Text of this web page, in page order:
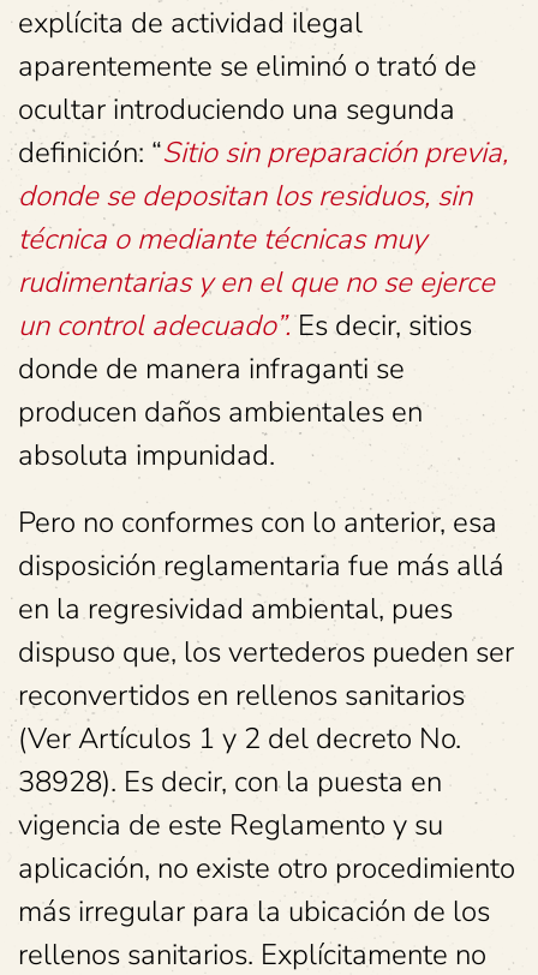
explícita de actividad ilegal
aparentemente se eliminó o trató de
ocultar introduciendo una segunda
definición: “Sitio sin preparación previa,
donde se depositan los residuos, sin
técnica o mediante técnicas muy
rudimentarias y en el que no se ejerce
un control adecuado”.Es decir, sitios
donde de manera infraganti se
producen daños ambientales en
absoluta impunidad.
Pero no conformes con lo anterior, esa
disposición reglamentaria fue más allá
en la regresividad ambiental, pues
dispuso que, los vertederos pueden ser
reconvertidos en rellenos sanitarios
(Ver Artículos 1 y 2 del decreto No.
38928). Es decir, con la puesta en
vigencia de este Reglamento y su
aplicación, no existe otro procedimiento
más irregular para la ubicación de los
rellenos sanitarios. Explícitamente no